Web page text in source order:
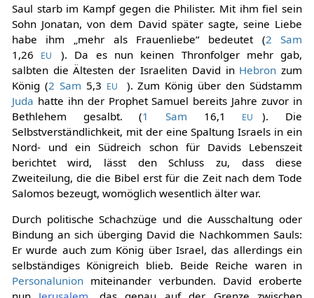
Saul starb im Kampf gegen die Philister. Mit ihm fiel sein
Sohn Jonatan, von dem David später sagte, seine Liebe
habe ihm „mehr als Frauenliebe“ bedeutet (2 Sam
1,26
EU
). Da es nun keinen Thronfolger mehr gab,
salbten die Ältesten der Israeliten David in Hebron zum
König (2 Sam 5,3 EU
). Zum König über den Südstamm
Juda hatte ihn der Prophet Samuel bereits Jahre zuvor in
Bethlehem gesalbt. (1 Sam 16,1 EU
). Die
Selbstverständlichkeit, mit der eine Spaltung Israels in ein
Nord- und ein Südreich schon für Davids Lebenszeit
berichtet wird, lässt den Schluss zu, dass diese
Zweiteilung, die die Bibel erst für die Zeit nach dem Tode
Salomos bezeugt, womöglich wesentlich älter war.
Durch politische Schachzüge und die Ausschaltung oder
Bindung an sich überging David die Nachkommen Sauls:
Er wurde auch zum König über Israel, das allerdings ein
selbständiges Königreich blieb. Beide Reiche waren in
Personalunionmiteinander verbunden. David eroberte